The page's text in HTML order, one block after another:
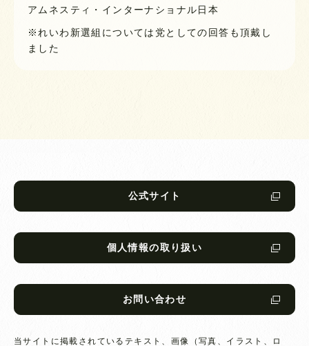
アムネスティ・インターナショナル日本
※れいわ新選組については党としての回答も頂戴し
ました
公式サイト
個人情報の取り扱い
お問い合わせ
当サイトに掲載されているテキスト、画像（写真、イラスト、ロ